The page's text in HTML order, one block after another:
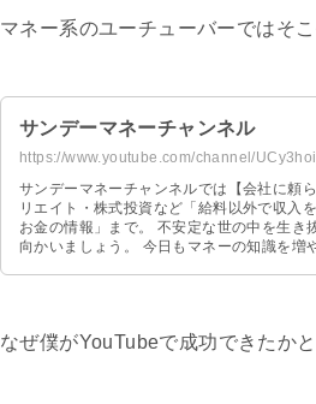
マネー系のユーチューバーではそ
サンデーマネーチャンネル
https://www.youtube.com/channel/
サンデーマネーチャンネルでは【会社に頼らず
リエイト・株式投資など「給料以外で収入
お金の情報」まで。 不安定な世の中を生き抜くための、お金の教養チャンネルです。個人の力で困難な時代に立ち
向かいましょう。 今日もマネーの知識を増やして、がっちりサンデー！ ◆サンデーの自己紹介 1975年生まれ。ア
のが性に合っていたこともあり、独立から8年以
なぜ僕がYouTubeで成功できたか